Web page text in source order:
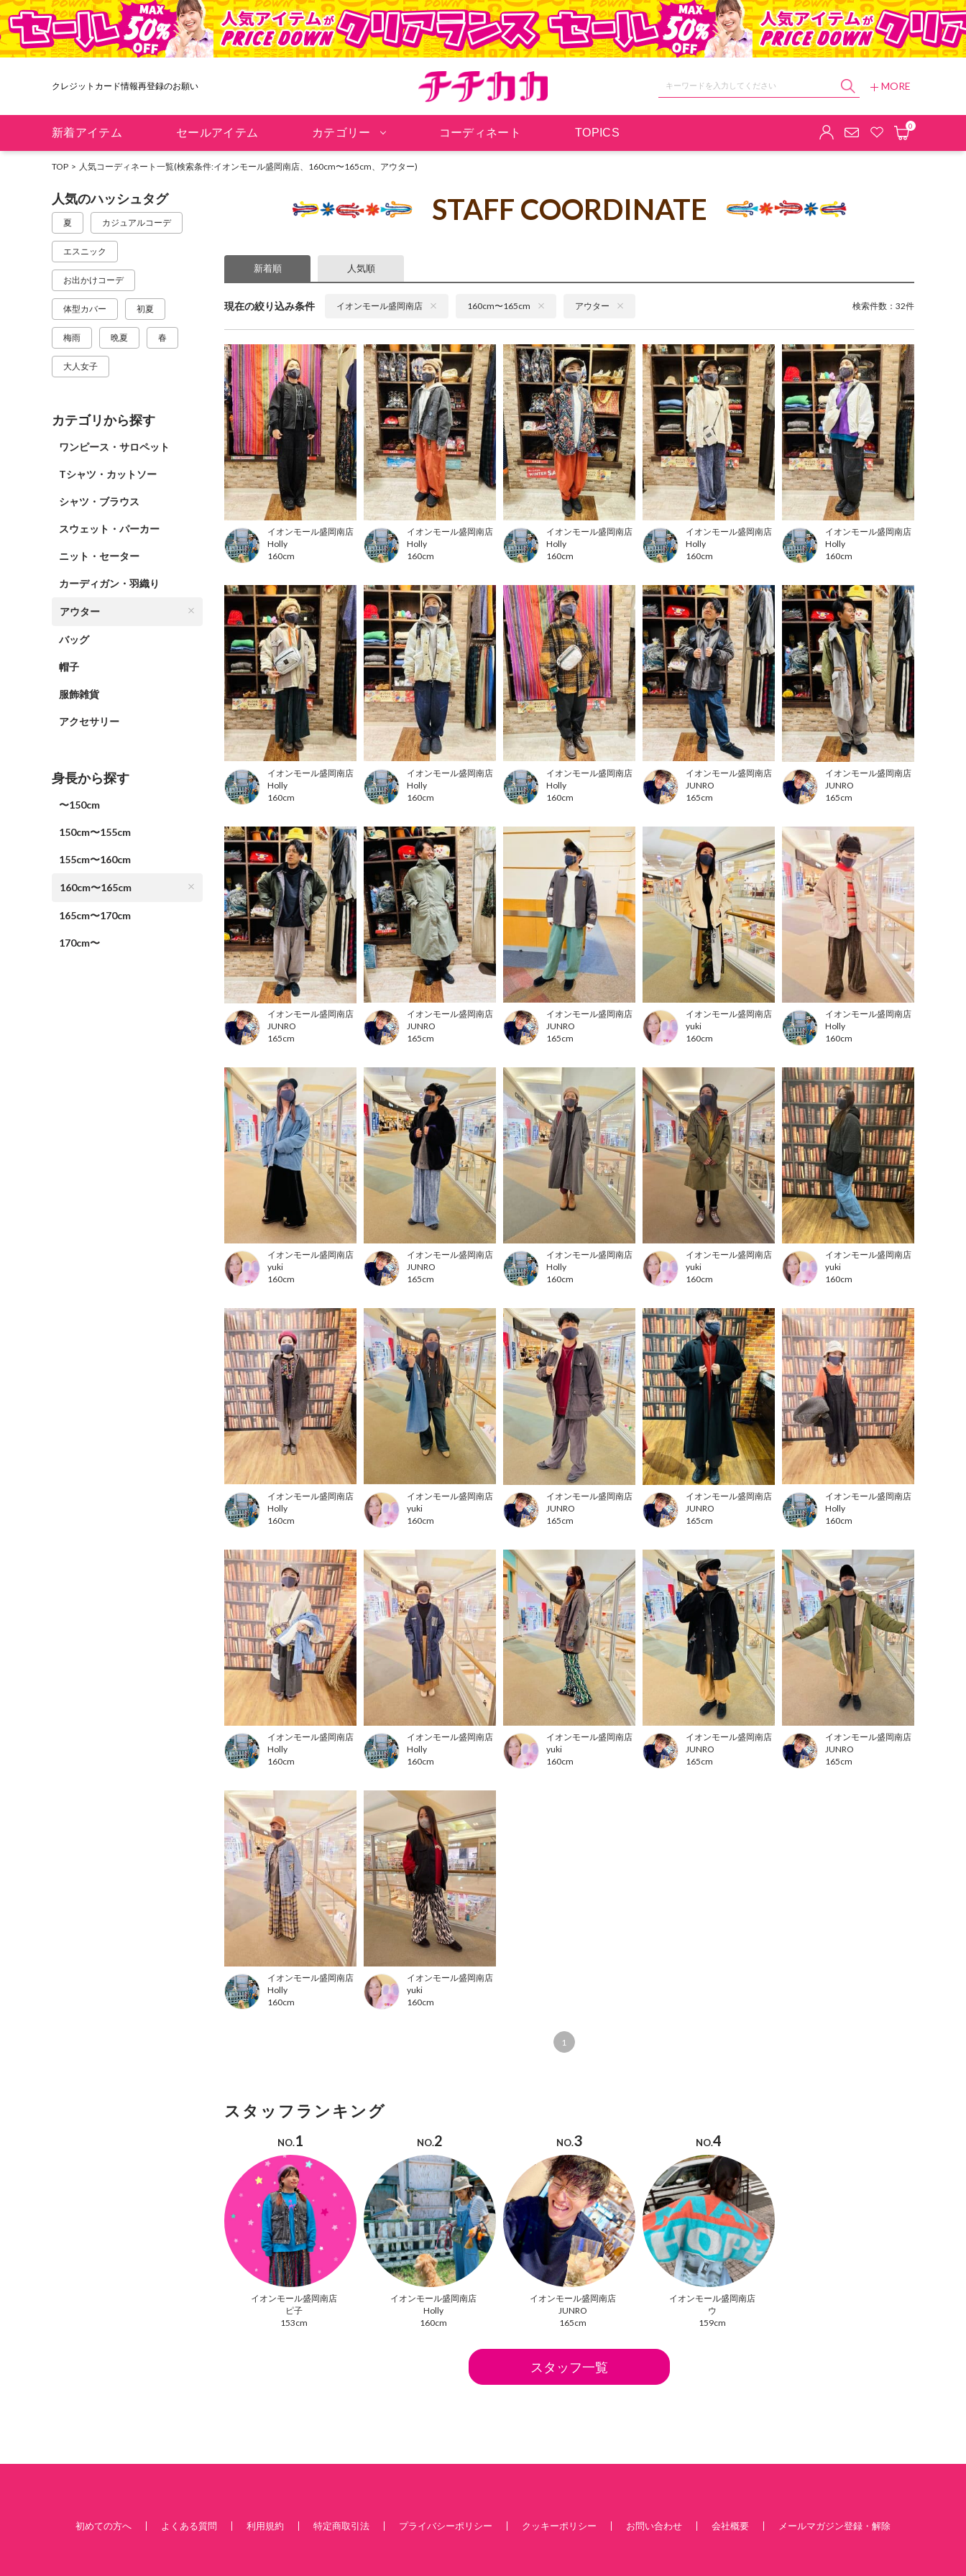
クレジットカード情報再登録のお願い
MORE
新着アイテム セールアイテム カテゴリー コーディネート TOPICS
0
TOP 人気コーディネート一覧(検索条件:イオンモール盛岡南店、160cm〜165cm、アウター)
人気のハッシュタグ
夏 カジュアルコーデ
エスニック
お出かけコーデ
体型カバー 初夏
梅雨 晩夏 春
大人女子
カテゴリから探す
ワンピース・サロペット
Tシャツ・カットソー
シャツ・ブラウス
スウェット・パーカー
ニット・セーター
カーディガン・羽織り
アウター
バッグ
帽子
服飾雑貨
アクセサリー
身長から探す
〜150cm
150cm〜155cm
155cm〜160cm
160cm〜165cm
165cm〜170cm
170cm〜
STAFF COORDINATE
新着順 人気順
現在の絞り込み条件 イオンモール盛岡南店 160cm〜165cm アウター 検索件数：32件
イオンモール盛岡南店
Holly
160cm
イオンモール盛岡南店
Holly
160cm
イオンモール盛岡南店
Holly
160cm
イオンモール盛岡南店
Holly
160cm
イオンモール盛岡南店
Holly
160cm
イオンモール盛岡南店
Holly
160cm
イオンモール盛岡南店
Holly
160cm
イオンモール盛岡南店
Holly
160cm
イオンモール盛岡南店
JUNRO
165cm
イオンモール盛岡南店
JUNRO
165cm
イオンモール盛岡南店
JUNRO
165cm
イオンモール盛岡南店
JUNRO
165cm
イオンモール盛岡南店
JUNRO
165cm
イオンモール盛岡南店
yuki
160cm
イオンモール盛岡南店
Holly
160cm
イオンモール盛岡南店
yuki
160cm
イオンモール盛岡南店
JUNRO
165cm
イオンモール盛岡南店
Holly
160cm
イオンモール盛岡南店
yuki
160cm
イオンモール盛岡南店
yuki
160cm
イオンモール盛岡南店
Holly
160cm
イオンモール盛岡南店
yuki
160cm
イオンモール盛岡南店
JUNRO
165cm
イオンモール盛岡南店
JUNRO
165cm
イオンモール盛岡南店
Holly
160cm
イオンモール盛岡南店
Holly
160cm
イオンモール盛岡南店
Holly
160cm
イオンモール盛岡南店
yuki
160cm
イオンモール盛岡南店
JUNRO
165cm
イオンモール盛岡南店
JUNRO
165cm
イオンモール盛岡南店
Holly
160cm
イオンモール盛岡南店
yuki
160cm
1
スタッフランキング
NO.1
イオンモール盛岡南店
ピ子
153cm
NO.2
イオンモール盛岡南店
Holly
160cm
NO.3
イオンモール盛岡南店
JUNRO
165cm
NO.4
イオンモール盛岡南店
ウ
159cm
スタッフ一覧
初めての方へ よくある質問 利用規約 特定商取引法 プライバシーポリシー クッキーポリシー お問い合わせ 会社概要 メールマガジン登録・解除